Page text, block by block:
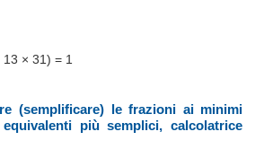
× 31) = 1
(semplificare) le frazioni ai minimi
più semplici, calcolatrice